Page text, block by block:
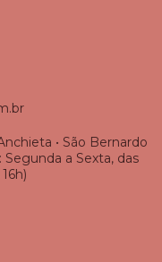
• São Bernardo
a Sexta, das